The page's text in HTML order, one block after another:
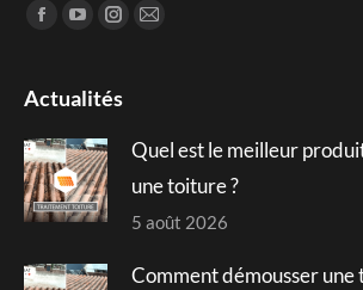
Trouvez nous sur :
Facebook
opens
new
window
YouTube
opens
new
window
Instagram
opens
new
window
Mail
new
window
Actualités
Quel est le meilleur
une toiture ?
5 août 2026
Comment démousser une